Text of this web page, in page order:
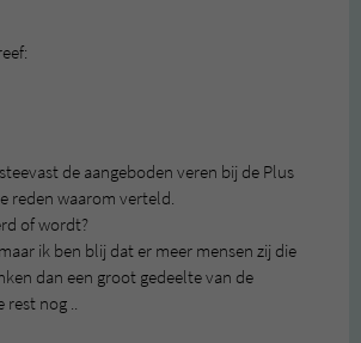
de aangeboden veren bij de Plus
reden waarom verteld.
of wordt?
ik ben blij dat er meer mensen zij die
dan een groot gedeelte van de
nog ..